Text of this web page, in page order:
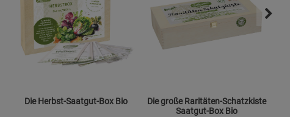
Die Herbst-Saatgut-Box Bio
Die große Raritäten-Schatzkiste
Saatgut-Box Bio